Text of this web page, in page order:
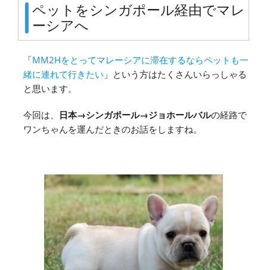
ペットをシンガポール経由でマレ
ーシアへ
「MM2Hをとってマレーシアに滞在するならペットも一
緒に連れて行きたい 」という方はたくさんいらっしゃる
と思います。
今回は、 日本→シンガポール→ジョホールバルの経路で
ワンちゃんを運んだときのお話をしますね。